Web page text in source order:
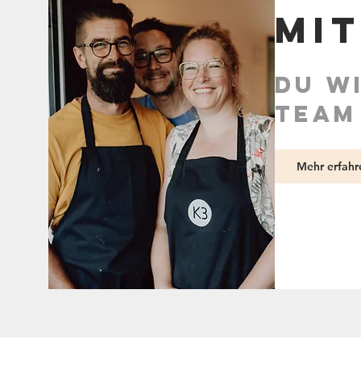
du
Mehr